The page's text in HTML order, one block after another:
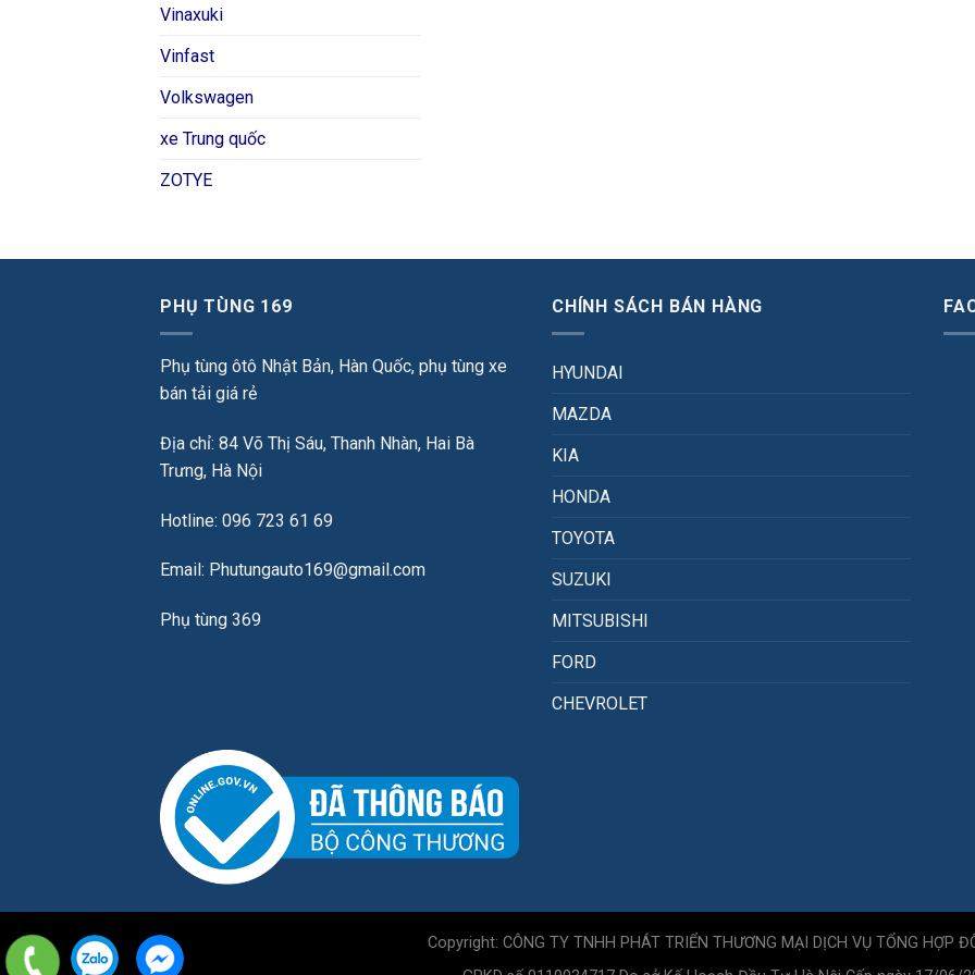
Vinaxuki
Vinfast
Volkswagen
xe Trung quốc
ZOTYE
PHỤ TÙNG 169
Phụ tùng ôtô Nhật Bản, Hàn Quốc, phụ tùng xe
bán tải giá rẻ
Địa chỉ: 84 Võ Thị Sáu, Thanh Nhàn, Hai Bà
Trưng, Hà Nội
Hotline: 096 723 61 69
Email: Phutungauto169@gmail.com
Phụ tùng 369
CHÍNH SÁCH BÁN HÀNG
HYUNDAI
MAZDA
KIA
HONDA
TOYOTA
SUZUKI
MITSUBISHI
FORD
CHEVROLET
Copyright: CÔNG TY TNHH PHÁT TRIỂN THƯƠNG MẠI DỊCH VỤ TỔNG HỢP